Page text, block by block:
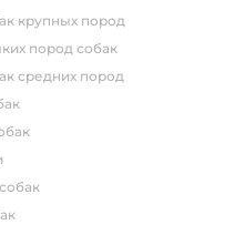
крупных пород
пород собак
средних пород